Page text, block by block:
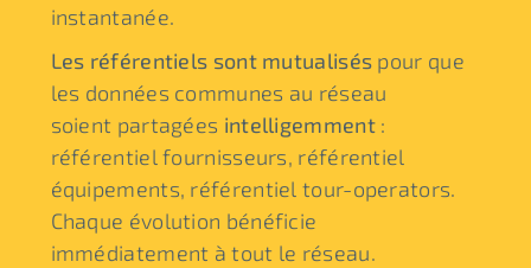
instantanée.
Les référentiels sont mutualisés pour que
les données communes au réseau
soient partagées intelligemment:
référentiel fournisseurs, référentiel
équipements, référentiel tour-operators.
Chaque évolution bénéficie
immédiatement à tout le réseau.